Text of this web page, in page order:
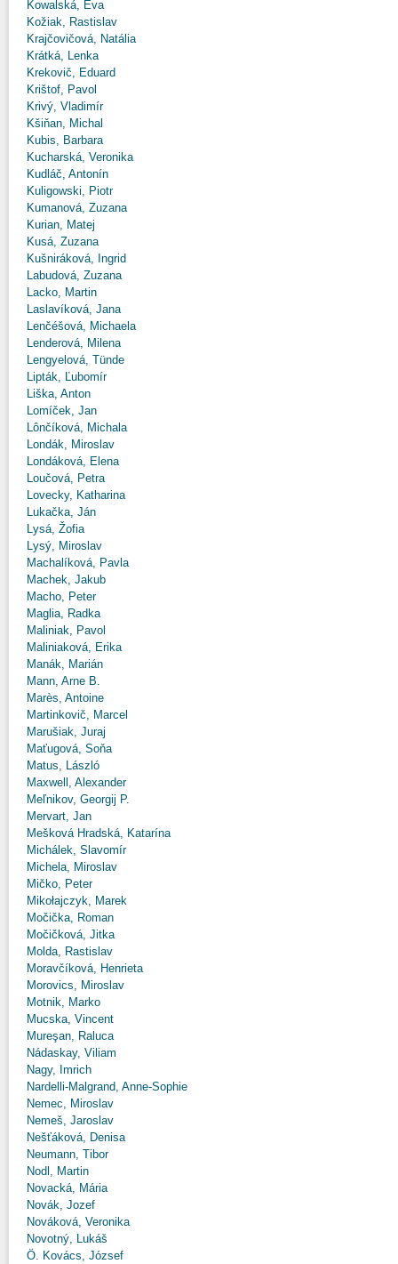
Kowalská, Eva
Kožiak, Rastislav
Krajčovičová, Natália
Krátká, Lenka
Krekovič, Eduard
Krištof, Pavol
Krivý, Vladimír
Kšiňan, Michal
Kubis, Barbara
Kucharská, Veronika
Kudláč, Antonín
Kuligowski, Piotr
Kumanová, Zuzana
Kurian, Matej
Kusá, Zuzana
Kušniráková, Ingrid
Labudová, Zuzana
Lacko, Martin
Laslavíková, Jana
Lenčéšová, Michaela
Lenderová, Milena
Lengyelová, Tünde
Lipták, Ľubomír
Liška, Anton
Lomíček, Jan
Lônčíková, Michala
Londák, Miroslav
Londáková, Elena
Loučová, Petra
Lovecky, Katharina
Lukačka, Ján
Lysá, Žofia
Lysý, Miroslav
Machalíková, Pavla
Machek, Jakub
Macho, Peter
Maglia, Radka
Maliniak, Pavol
Maliniaková, Erika
Manák, Marián
Mann, Arne B.
Marès, Antoine
Martinkovič, Marcel
Marušiak, Juraj
Maťugová, Soňa
Matus, László
Maxwell, Alexander
Meľnikov, Georgij P.
Mervart, Jan
Mešková Hradská, Katarína
Michálek, Slavomír
Michela, Miroslav
Mičko, Peter
Mikołajczyk, Marek
Močička, Roman
Močičková, Jitka
Molda, Rastislav
Moravčíková, Henrieta
Morovics, Miroslav
Motnik, Marko
Mucska, Vincent
Mureşan, Raluca
Nádaskay, Viliam
Nagy, Imrich
Nardelli-Malgrand, Anne-Sophie
Nemec, Miroslav
Nemeš, Jaroslav
Nešťáková, Denisa
Neumann, Tibor
Nodl, Martin
Novacká, Mária
Novák, Jozef
Nováková, Veronika
Novotný, Lukáš
Ö. Kovács, József